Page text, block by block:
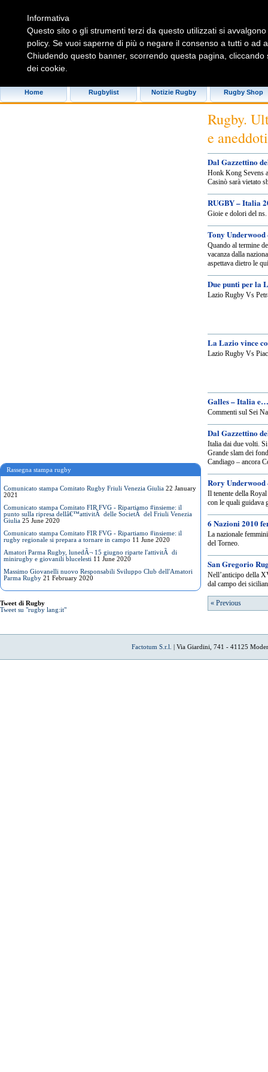
Home
Rugbylist Notizie Rugby Rugby Shop
Rassegna stampa rugby
Comunicato stampa Comitato Rugby Friuli Venezia Giulia 22 January
2021
Comunicato stampa Comitato FIR FVG - Ripartiamo #insieme: il
punto sulla ripresa dellâ€™attivitÃ delle SocietÃ del Friuli Venezia
Giulia 25 June 2020
Comunicato stampa Comitato FIR FVG - Ripartiamo #insieme: il
rugby regionale si prepara a tornare in campo 11 June 2020
Amatori Parma Rugby, lunedÃ¬ 15 giugno riparte l'attivitÃ di
minirugby e giovanili blucelesti 11 June 2020
Massimo Giovanelli nuovo Responsabili Sviluppo Club dell'Amatori
Parma Rugby 21 February 2020
Tweet di Rugby
Tweet su "rugby lang:it"
Rugby.
e
Dal Gazzettino
Honk Kong Sevens
Casinò sarà vietato
RUGBY – Italia
Gioie e dolori del
Tony
Quando al termine
vacanza dalla
aspettava dietro le
Due punti per la
Lazio Rugby Vs
La Lazio vince
Lazio Rugby Vs
Galles – Italia e…
Commenti sul Sei
Dal Gazzettino
Italia dai due volti.
Grande slam dei
Candiago – ancora
Rory
Il tenente della
con le quali guidava
6 Nazioni 2010
La nazionale
del Torneo.
San Gregorio
Nell’anticipo della
dal campo dei
« Previous
Factotum S.r.l. | Via Giardini, 741 - 41125
Informativa
Questo sito o gli strumenti terzi da questo utilizzati si
policy. Se vuoi saperne di più o negare il consenso a tutti o ad
Chiudendo questo banner, scorrendo questa pagina,
dei cookie.